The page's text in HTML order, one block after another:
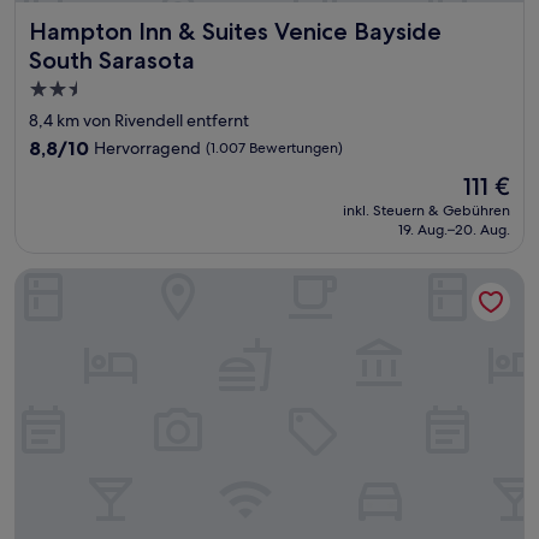
Hampton Inn & Suites Venice Bayside
South Sarasota
Hampton Inn & Suites Venice Bayside South Sarasota
2.5-
Sterne-
Unterkunft
8,4 km von Rivendell entfernt
8.8
8,8/10 Hervorragend (1.007 Bewertungen)
Der
Preis
beträgt
111 €
inkl. Steuern & Gebühren
19. Aug.–20. Aug.